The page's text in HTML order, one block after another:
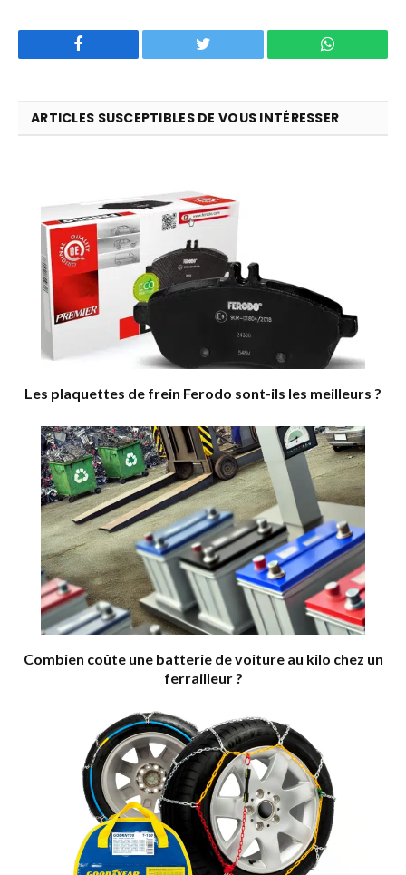
Twitter WhatsApp
ARTICLES SUSCEPTIBLES DE VOUS INTÉRESSER
Les plaquettes de frein Ferodo sont-ils les meilleurs ?
Combien coûte une batterie de voiture au kilo chez un
ferrailleur ?